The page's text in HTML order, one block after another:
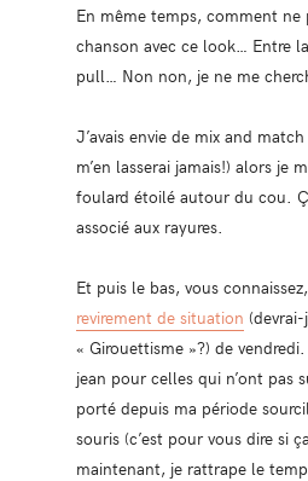
En même temps, comment ne
chanson avec ce look… Entre
pull… Non non, je ne me
J’avais envie de mix and
m’en lasserai jamais!) alors je
foulard étoilé autour du cou.
associé aux rayures.
Et puis le bas, vous
revirement de situation
« Girouettisme »?) de
jean pour celles qui n’ont pas
porté depuis ma période
souris (c’est pour vous dire si
maintenant, je rattrape le